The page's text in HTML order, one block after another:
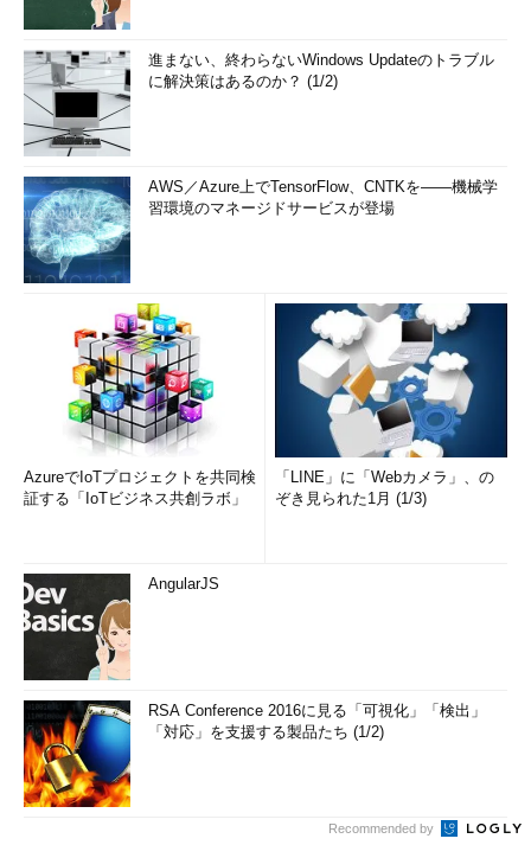
進まない、終わらないWindows Updateのトラブル
に解決策はあるのか？ (1/2)
AWS／Azure上でTensorFlow、CNTKを――機械学
習環境のマネージドサービスが登場
AzureでIoTプロジェクトを共同検
証する「IoTビジネス共創ラボ」
「LINE」に「Webカメラ」、の
ぞき見られた1月 (1/3)
AngularJS
RSA Conference 2016に見る「可視化」「検出」
「対応」を支援する製品たち (1/2)
Recommended by